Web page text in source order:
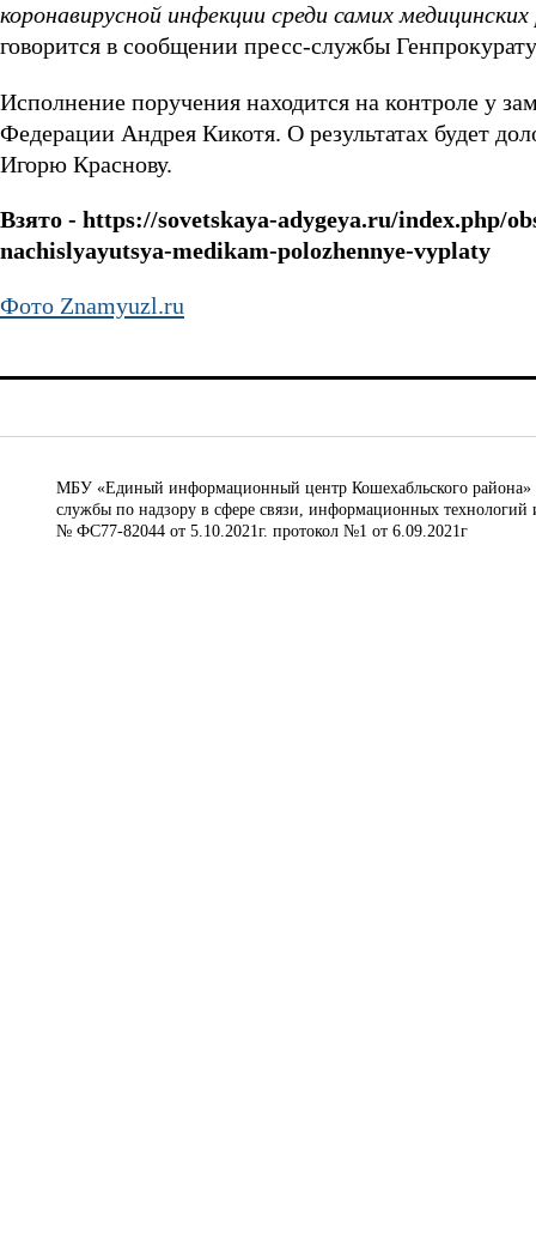
коронавирусной инфекции среди самих
говорится в сообщении пресс-службы
Исполнение поручения находится на контроле у
Федерации Андрея Кикотя. О результатах будет
Игорю Краснову.
Взято - https://sovetskaya-adygeya.ru/index.php/
nachislyayutsya-medikam-polozhennye-vyplaty
Фото Znamyuzl.ru
МБУ «Единый информационный центр Кошехабльского района»
службы по надзору в сфере связи, информационных
№ ФС77-82044 от 5.10.2021г. протокол №1 от 6.09.2021г